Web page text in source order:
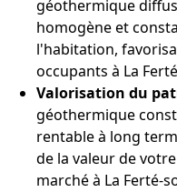
géothermique
homogène et
l'habitation,
occupants à La
Valorisation du
géothermique
rentable à long
de la valeur de
marché à La Ferté-